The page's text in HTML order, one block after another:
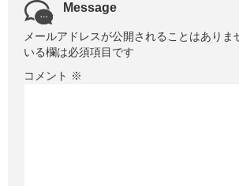
Message
メールアドレスが公開されることはありま
いる欄は必須項目です
コメント ※